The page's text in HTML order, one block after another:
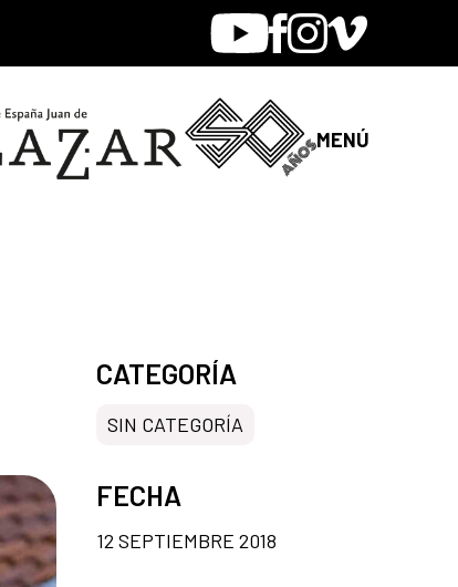
YoutubeFacebook
Instagram
Vimeo
MENÚ
CATEGORÍA
SIN CATEGORÍA
FECHA
12 SEPTIEMBRE 2018